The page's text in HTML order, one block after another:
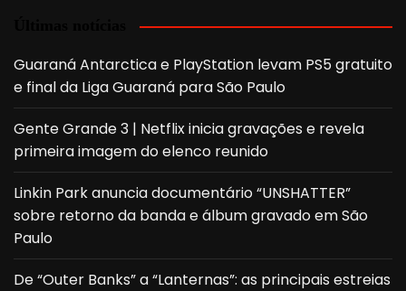
Guaraná Antarctica e PlayStation levam PS5 gratuito
e final da Liga Guaraná para São Paulo
Gente Grande 3 | Netflix inicia gravações e revela
primeira imagem do elenco reunido
Linkin Park anuncia documentário “UNSHATTER”
sobre retorno da banda e álbum gravado em São
Paulo
De “Outer Banks” a “Lanternas”: as principais estreias